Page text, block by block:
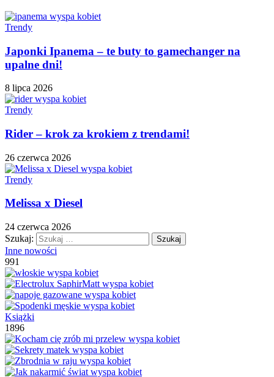
Trendy
Japonki Ipanema – te buty to gamechanger na
upalne dni!
8 lipca 2026
Trendy
Rider – krok za krokiem z trendami!
26 czerwca 2026
Trendy
Melissa x Diesel
24 czerwca 2026
Szukaj:
Inne nowości
991
Książki
1896